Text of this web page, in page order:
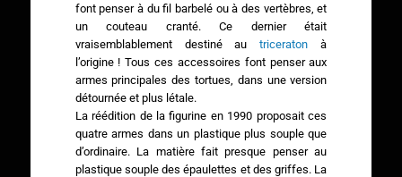
font penser à du fil barbelé ou à des vertèbres, et
un couteau cranté. Ce dernier était
vraisemblablement destiné autriceraton à
l’origine ! Tous ces accessoires font penser aux
armes principales des tortues, dans une version
détournée et plus létale.
La réédition de la figurine en 1990 proposait ces
quatre armes dans un plastique plus souple que
d’ordinaire. La matière fait presque penser au
plastique souple des épaulettes et des griffes. La